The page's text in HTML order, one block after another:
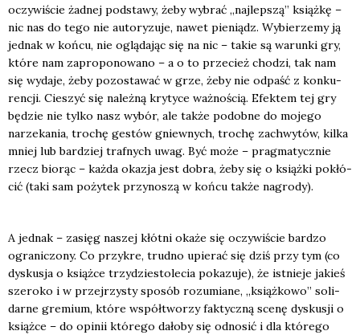
oczy­wi­ście żad­nej pod­sta­wy, żeby wybrać „naj­lep­szą” książ­kę –
nic nas do tego nie auto­ry­zu­je, nawet pie­niądz. Wybie­rze­my ją
jed­nak w koń­cu, nie oglą­da­jąc się na nic – takie są warun­ki gry,
któ­re nam zapro­po­no­wa­no – a o to prze­cież cho­dzi, tak nam
się wyda­je, żeby pozo­sta­wać w grze, żeby nie odpaść z kon­ku­
ren­cji. Cie­szyć się należ­ną kry­ty­ce waż­no­ścią. Efek­tem tej gry
będzie nie tyl­ko nasz wybór, ale tak­że podob­ne do moje­go
narze­ka­nia, tro­chę gestów gniew­nych, tro­chę zachwy­tów, kil­ka
mniej lub bar­dziej traf­nych uwag. Być może – prag­ma­tycz­nie
rzecz bio­rąc – każ­da oka­zja jest dobra, żeby się o książ­ki pokłó­
cić (taki sam poży­tek przy­no­szą w koń­cu tak­że nagro­dy).
A jed­nak – zasięg naszej kłót­ni oka­że się oczy­wi­ście bar­dzo
ogra­ni­czo­ny. Co przy­kre, trud­no upie­rać się dziś przy tym (co
dys­ku­sja o książ­ce trzy­dzie­sto­le­cia poka­zu­je), że ist­nie­je jakieś
sze­ro­ko i w przej­rzy­sty spo­sób rozu­mia­ne, „książ­ko­wo” soli­
dar­ne gre­mium, któ­re współ­two­rzy fak­tycz­ną sce­nę dys­ku­sji o
książ­ce – do opi­nii któ­re­go dało­by się odno­sić i dla któ­re­go